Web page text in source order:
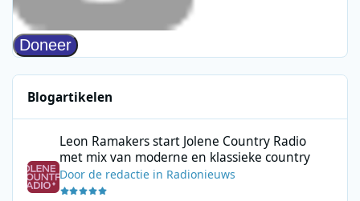
Blogartikelen
Leon Ramakers start Jolene Country Radio
met mix van moderne en klassieke country
Doorde redactie in Radionieuws